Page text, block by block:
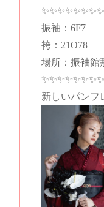
振袖：6F7
袴：21O78
場所：振袖館
新しいパンフ